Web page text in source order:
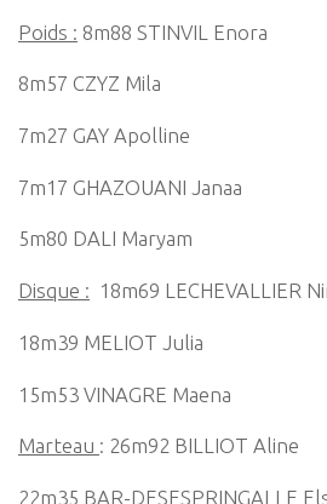
Poids : 8m88 STINVIL Enora
8m57 CZYZ Mila
7m27 GAY Apolline
7m17 GHAZOUANI Janaa
5m80 DALI Maryam
Disque : 18m69 LECHEVALLIER
18m39 MELIOT Julia
15m53 VINAGRE Maena
Marteau : 26m92 BILLIOT Aline
22m35 BAR-DESESPRINGALLE